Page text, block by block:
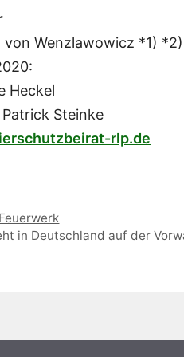
von Wenzlawowicz *1) *2)
Heckel
Steinke
rlp.de
in Deutschland auf der